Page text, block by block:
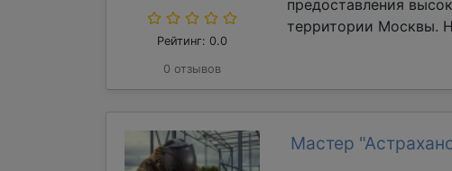
Рейтинг: 0.0
0 отзывов
предоставления
территории Москвы.
Мастер